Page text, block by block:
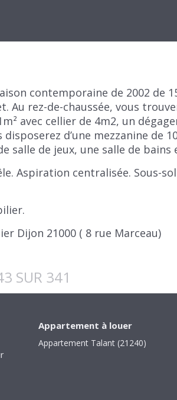
contemporaine de 2002 de
Au rez-de-chaussée, vous
avec cellier de 4m2, un
d’une mezzanine de
de jeux, une salle de bains
Aspiration centralisée. Sous-
Dijon 21000 ( 8 rue Marceau)
SUR 341
Appartement à louer
Appartement Talant (21240)